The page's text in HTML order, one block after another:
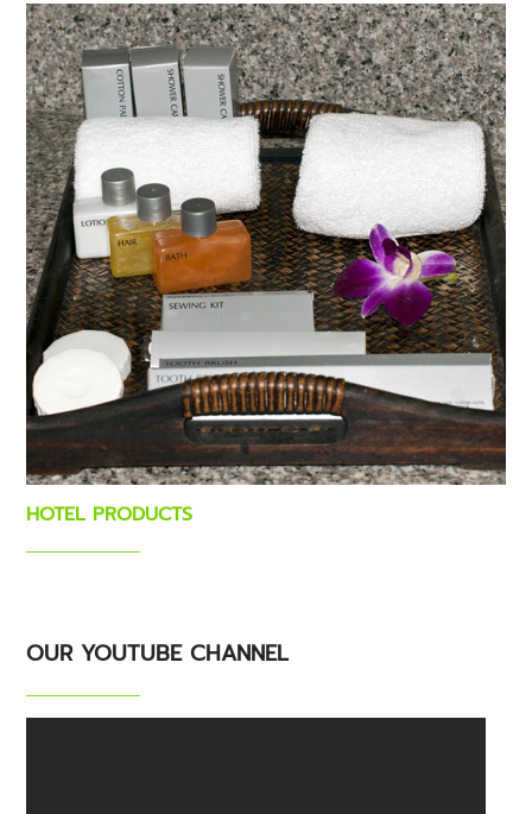
HOTEL PRODUCTS
OUR YOUTUBE CHANNEL